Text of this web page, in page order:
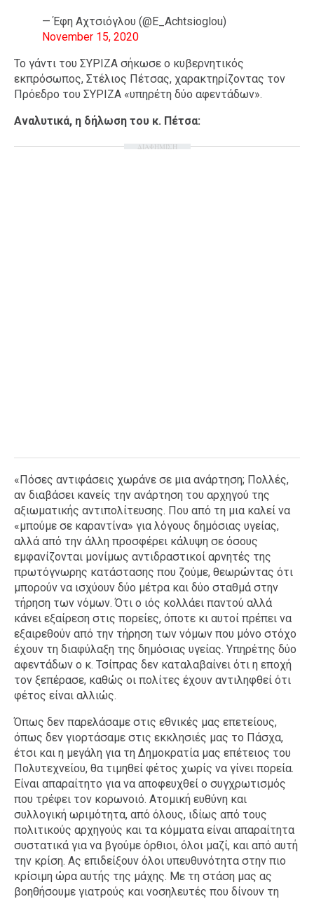
— Έφη Αχτσιόγλου (@E_Achtsioglou)
November 15, 2020
Το γάντι του ΣΥΡΙΖΑ σήκωσε ο κυβερνητικός
εκπρόσωπος, Στέλιος Πέτσας, χαρακτηρίζοντας τον
Πρόεδρο του ΣΥΡΙΖΑ «υπηρέτη δύο αφεντάδων».
Αναλυτικά, η δήλωση του κ. Πέτσα:
ΔΙΑΦΗΜΙΣΗ
«Πόσες αντιφάσεις χωράνε σε μια ανάρτηση; Πολλές,
αν διαβάσει κανείς την ανάρτηση του αρχηγού της
αξιωματικής αντιπολίτευσης. Που από τη μια καλεί να
«μπούμε σε καραντίνα» για λόγους δημόσιας υγείας,
αλλά από την άλλη προσφέρει κάλυψη σε όσους
εμφανίζονται μονίμως αντιδραστικοί αρνητές της
πρωτόγνωρης κατάστασης που ζούμε, θεωρώντας ότι
μπορούν να ισχύουν δύο μέτρα και δύο σταθμά στην
τήρηση των νόμων. Ότι ο ιός κολλάει παντού αλλά
κάνει εξαίρεση στις πορείες, όποτε κι αυτοί πρέπει να
εξαιρεθούν από την τήρηση των νόμων που μόνο στόχο
έχουν τη διαφύλαξη της δημόσιας υγείας. Υπηρέτης δύο
αφεντάδων ο κ. Τσίπρας δεν καταλαβαίνει ότι η εποχή
τον ξεπέρασε, καθώς οι πολίτες έχουν αντιληφθεί ότι
φέτος είναι αλλιώς.
Όπως δεν παρελάσαμε στις εθνικές μας επετείους,
όπως δεν γιορτάσαμε στις εκκλησιές μας το Πάσχα,
έτσι και η μεγάλη για τη Δημοκρατία μας επέτειος του
Πολυτεχνείου, θα τιμηθεί φέτος χωρίς να γίνει πορεία.
Είναι απαραίτητο για να αποφευχθεί ο συγχρωτισμός
που τρέφει τον κορωνοιό. Ατομική ευθύνη και
συλλογική ωριμότητα, από όλους, ιδίως από τους
πολιτικούς αρχηγούς και τα κόμματα είναι απαραίτητα
συστατικά για να βγούμε όρθιοι, όλοι μαζί, και από αυτή
την κρίση. Ας επιδείξουν όλοι υπευθυνότητα στην πιο
κρίσιμη ώρα αυτής της μάχης. Με τη στάση μας ας
βοηθήσουμε γιατρούς και νοσηλευτές που δίνουν τη